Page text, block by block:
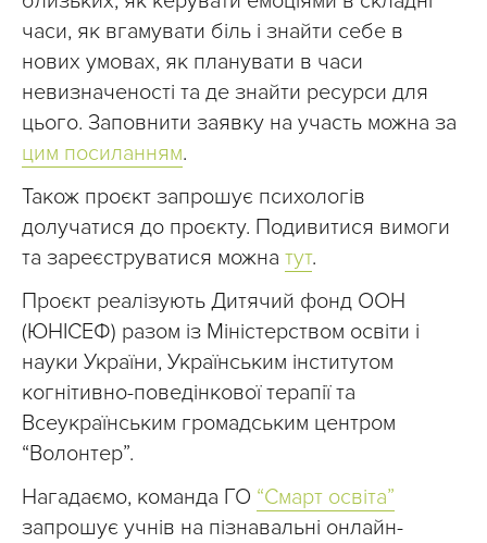
часи, як вгамувати біль і знайти себе в
нових умовах, як планувати в часи
невизначеності та де знайти ресурси для
цього. Заповнити заявку на участь можна за
цим посиланням.
Також проєкт запрошує психологів
долучатися до проєкту. Подивитися вимоги
та зареєструватися можна тут.
Проєкт реалізують Дитячий фонд ООН
(ЮНІСЕФ) разом із Міністерством освіти і
науки України, Українським інститутом
когнітивно-поведінкової терапії та
Всеукраїнським громадським центром
“Волонтер”.
Нагадаємо, команда ГО “Смарт освіта”
запрошує учнів на пізнавальні онлайн-